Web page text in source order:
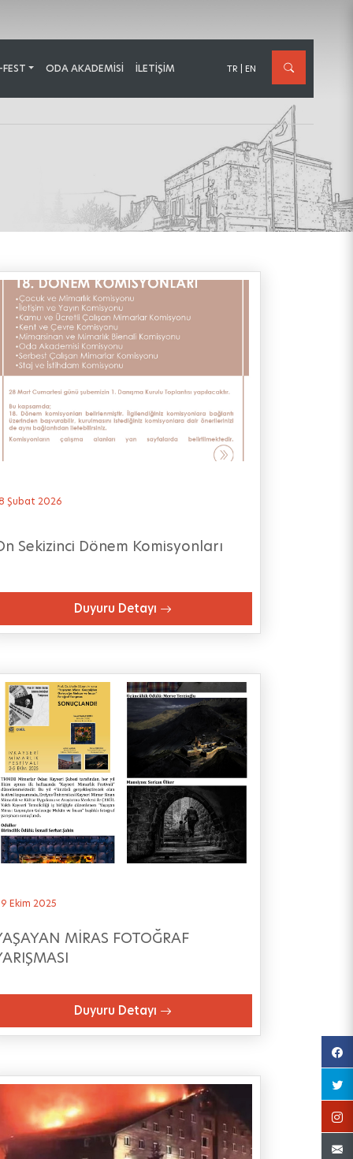
ODA AKADEMİSİ İLETIŞIM TR EN
Şubat 2026
Sekizinci Dönem Komisyonları
Duyuru Detayı
Ekim 2025
MİRAS FOTOĞRAF
Duyuru Detayı